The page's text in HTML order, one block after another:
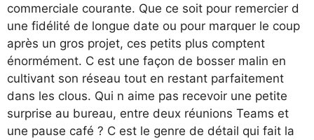
commerciale courante. Que ce soit pour remercier d
une fidélité de longue date ou pour marquer le coup
après un gros projet, ces petits plus comptent
énormément. C est une façon de bosser malin en
cultivant son réseau tout en restant parfaitement
dans les clous. Qui n aime pas recevoir une petite
surprise au bureau, entre deux réunions Teams et
une pause café ? C est le genre de détail qui fait la